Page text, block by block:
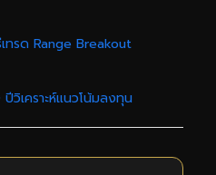
ทรด Range Breakout
วิเคราะห์แนวโน้มลงทุน